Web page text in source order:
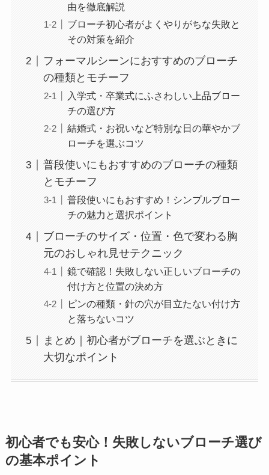
由を徹底解説
ブローチ初心者がよくやりがちな失敗と
その対策を紹介
フォーマルシーンにおすすめのブローチ
の種類とモチーフ
入学式・卒業式にふさわしい上品ブロー
チの選び方
結婚式・お祝いなど特別な日の華やかブ
ローチを選ぶコツ
普段使いにもおすすめのブローチの種類
とモチーフ
普段使いにもおすすめ！シンプルブロー
チの魅力と選択ポイント
ブローチのサイズ・位置・色で変わる胸
元のおしゃれ見せテクニック
鏡で確認！失敗しない正しいブローチの
付け方と位置の決め方
ピンの種類・針の穴が目立たない付け方
と落ちないコツ
まとめ｜初心者がブローチを選ぶときに
大切なポイント
初心者でも安心！失敗しないブローチ選び
の基本ポイント